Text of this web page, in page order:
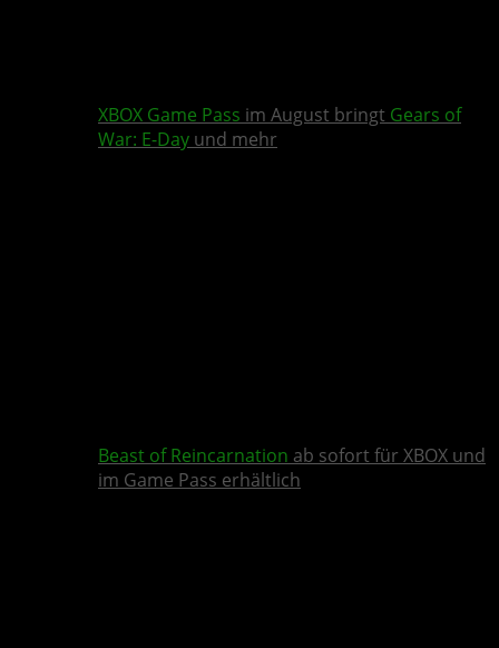
XBOX Game Pass im August bringt Gears of
War: E-Day und mehr
Beast of Reincarnation ab sofort für XBOX und
im Game Pass erhältlich